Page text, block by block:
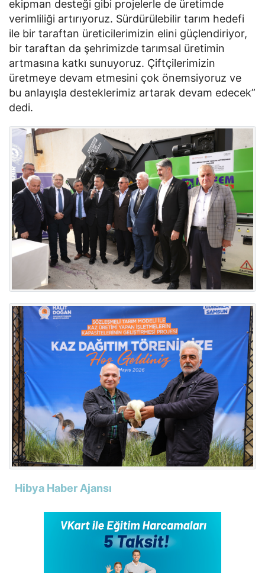
ekipman desteği gibi projelerle de üretimde
verimliliği artırıyoruz. Sürdürülebilir tarım hedefi
ile bir taraftan üreticilerimizin elini güçlendiriyor,
bir taraftan da şehrimizde tarımsal üretimin
artmasına katkı sunuyoruz. Çiftçilerimizin
üretmeye devam etmesini çok önemsiyoruz ve
bu anlayışla desteklerimiz artarak devam edecek”
dedi.
Hibya Haber Ajansı